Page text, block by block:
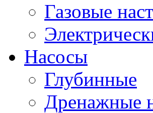
Газовые
Насосы
Глубинные
Дренажные